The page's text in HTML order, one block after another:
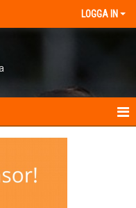
LOGGA IN